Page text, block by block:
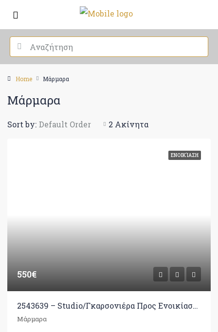
Home Μάρμαρα
Μάρμαρα
2 Ακίνητα
Sort by: Default Order
ΕΝΟΙΚΊΑΣΗ
550€
2543639 – Studio/Γκαρσονιέρα Προς Ενοικίαση, Ιωάννινα, 45 τ.μ., €550
Μάρμαρα